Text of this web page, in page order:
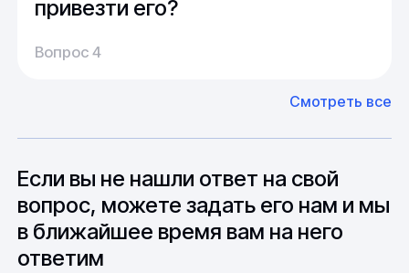
Производство:
20-25 дней, но в зависимости от различных
может быть сокращен до 1 недели.
до 6 месяцев производства.
привезти его?
У нас большой опыт поставок из Европы и
Азии. Через наших партнеров мы сможем
вопросы связанные с документацией и
международной логистикой.
Вопрос 4
Смотреть все
Если вы не нашли ответ на свой
вопрос, можете задать его нам и мы
в ближайшее время вам на него
ответим